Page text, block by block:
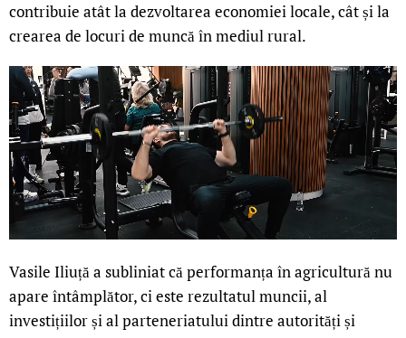
contribuie atât la dezvoltarea economiei locale, cât și la
crearea de locuri de muncă în mediul rural.
Vasile Iliuță a subliniat că performanța în agricultură nu
apare întâmplător, ci este rezultatul muncii, al
investițiilor și al parteneriatului dintre autorități și